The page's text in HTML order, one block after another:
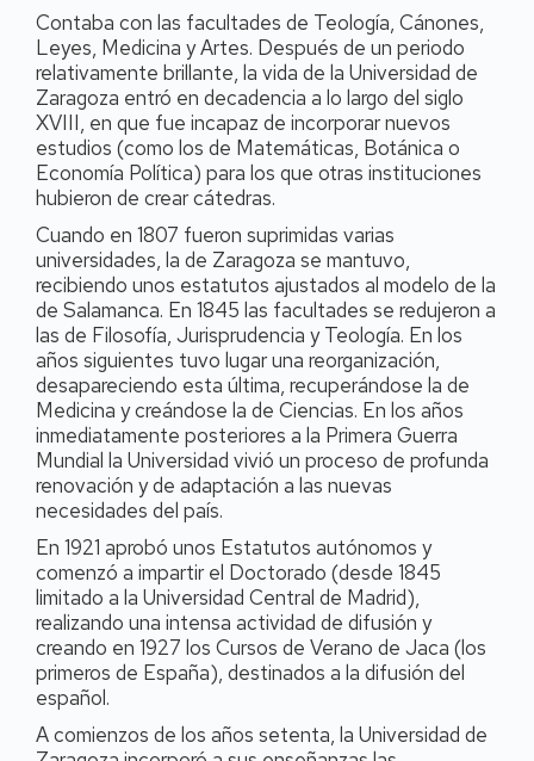
Contaba con las facultades de Teología, Cánones,
Leyes, Medicina y Artes. Después de un periodo
relativamente brillante, la vida de la Universidad de
Zaragoza entró en decadencia a lo largo del siglo
XVIII, en que fue incapaz de incorporar nuevos
estudios (como los de Matemáticas, Botánica o
Economía Política) para los que otras instituciones
hubieron de crear cátedras.
Cuando en 1807 fueron suprimidas varias
universidades, la de Zaragoza se mantuvo,
recibiendo unos estatutos ajustados al modelo de la
de Salamanca. En 1845 las facultades se redujeron a
las de Filosofía, Jurisprudencia y Teología. En los
años siguientes tuvo lugar una reorganización,
desapareciendo esta última, recuperándose la de
Medicina y creándose la de Ciencias. En los años
inmediatamente posteriores a la Primera Guerra
Mundial la Universidad vivió un proceso de profunda
renovación y de adaptación a las nuevas
necesidades del país.
En 1921 aprobó unos Estatutos autónomos y
comenzó a impartir el Doctorado (desde 1845
limitado a la Universidad Central de Madrid),
realizando una intensa actividad de difusión y
creando en 1927 los Cursos de Verano de Jaca (los
primeros de España), destinados a la difusión del
español.
A comienzos de los años setenta, la Universidad de